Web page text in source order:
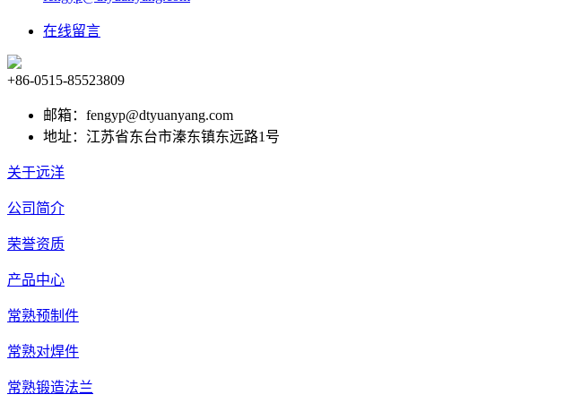
在线留言
+86-0515-85523809
邮箱：fengyp@dtyuanyang.com
地址：江苏省东台市溱东镇东远路1号
关于远洋
公司简介
荣誉资质
产品中心
常熟预制件
常熟对焊件
常熟锻造法兰